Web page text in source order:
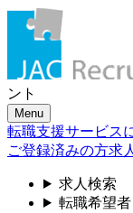
ント
Menu
転職支援サービス
ご登録済みの方求
求人検索
転職希望者